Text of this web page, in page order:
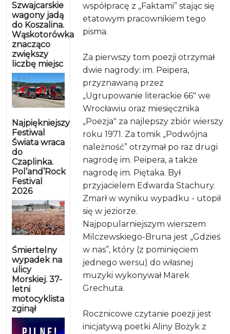
Szwajcarskie
wagony jadą
do Koszalina.
Wąskotorówka
znacząco
zwiększy
liczbę miejsc
Najpiękniejszy
Festiwal
Świata wraca
do
Czaplinka.
Pol’and’Rock
Festival
2026
Śmiertelny
wypadek na
ulicy
Morskiej. 37-
letni
motocyklista
zginął
współpracę z „Faktami” stając się
etatowym pracownikiem tego
pisma.
Za pierwszy tom poezji otrzymał
dwie nagrody: im. Peipera,
przyznawaną przez
„Ugrupowanie literackie 66" we
Wrocławiu oraz miesięcznika
„Poezja" za najlepszy zbiór wierszy
roku 1971. Za tomik „Podwójna
należność” otrzymał po raz drugi
nagrodę im. Peipera, a także
nagrodę im. Piętaka. Był
przyjacielem Edwarda Stachury.
Zmarł w wyniku wypadku - utopił
się w jeziorze.
Najpopularniejszym wierszem
Milczewskiego-Bruna jest „Gdzieś
w nas”, który (z pominięciem
jednego wersu) do własnej
muzyki wykonywał Marek
Grechuta.
Rocznicowe czytanie poezji jest
inicjatywą poetki Aliny Bożyk z